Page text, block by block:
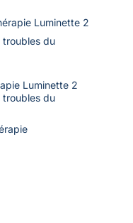
Luminette 2
troubles du